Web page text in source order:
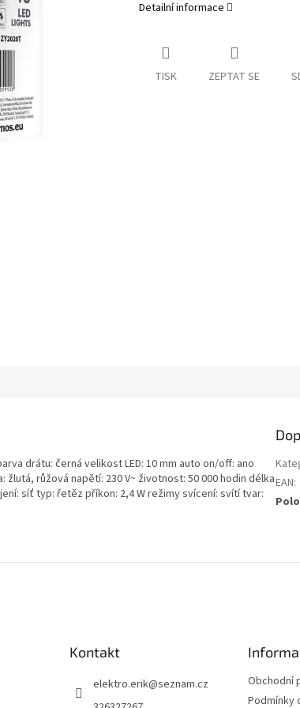
Detailní informace
TISK ZEPTAT SE
drátu: černá velikost LED: 10 mm auto on/off: ano
růžová napětí: 230 V~ životnost: 50 000 hodin délka
síť typ: řetěz příkon: 2,4 W režimy svícení: svítí tvar:
EAN:
Kontakt
elektro.erik@seznam.cz
Obchodní
Podmínky